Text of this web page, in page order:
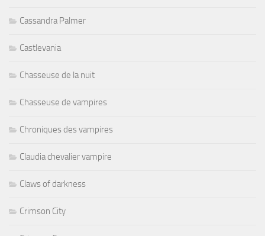
Cassandra Palmer
Castlevania
Chasseuse de la nuit
Chasseuse de vampires
Chroniques des vampires
Claudia chevalier vampire
Claws of darkness
Crimson City